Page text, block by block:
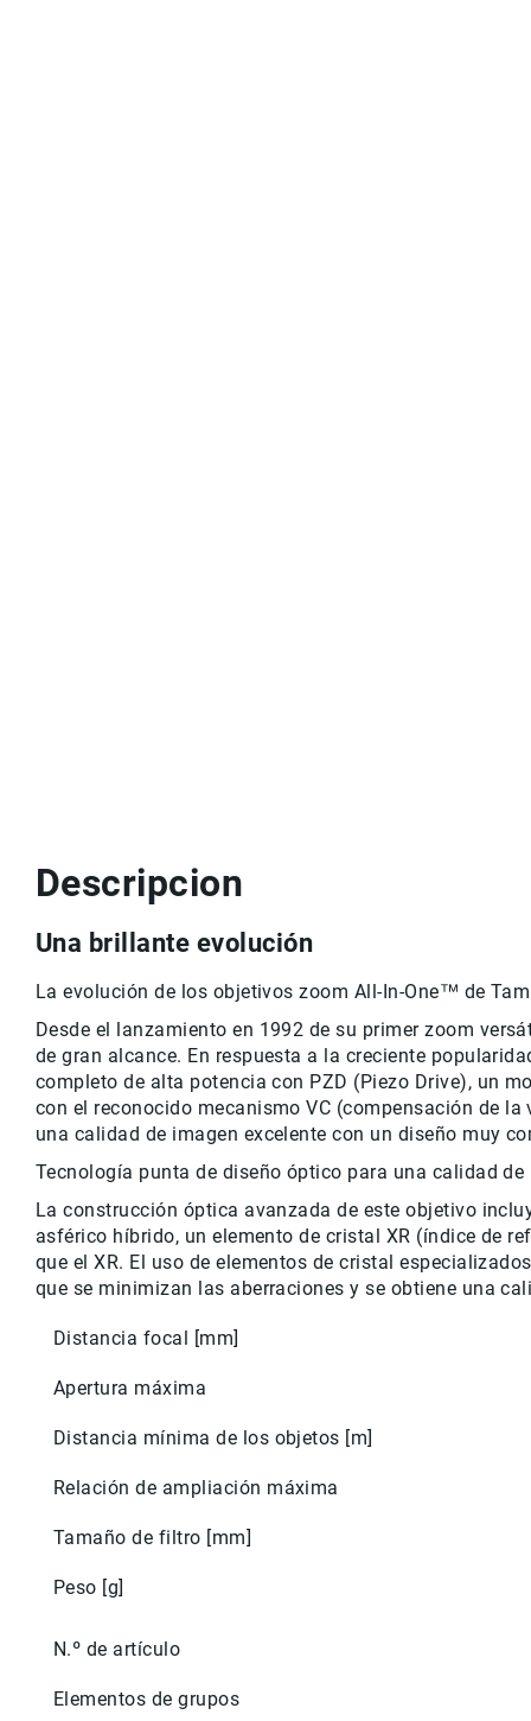
Descripcion
Una brillante evolución
La evolución de los objetivos zoom All-In-One™ de
Desde el lanzamiento en 1992 de su primer zoom
de gran alcance. En respuesta a la creciente
completo de alta potencia con PZD (Piezo Drive), un
con el reconocido mecanismo VC (compensación de
una calidad de imagen excelente con un diseño muy
Tecnología punta de diseño óptico para una calidad de
La construcción óptica avanzada de este objetivo
asférico híbrido, un elemento de cristal XR (índice de
que el XR. El uso de elementos de cristal
que se minimizan las aberraciones y se obtiene una
Distancia focal [mm]
Apertura máxima
Distancia mínima de los objetos [m]
Relación de ampliación máxima
Tamaño de filtro [mm]
Peso [g]
N.º de artículo
Elementos de grupos